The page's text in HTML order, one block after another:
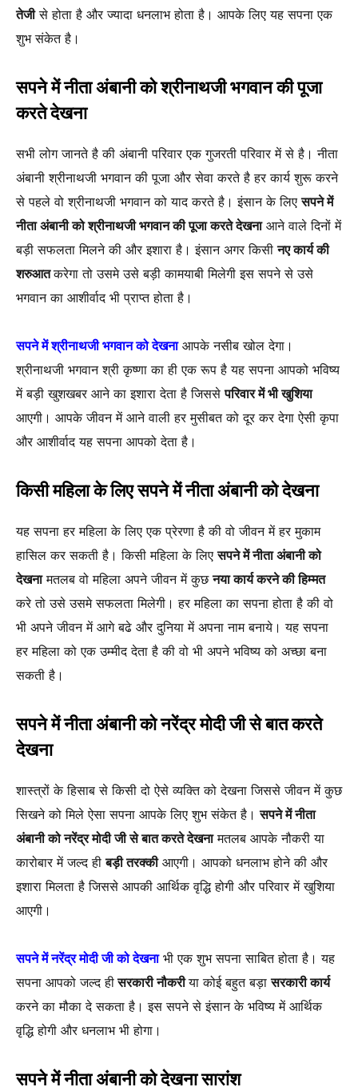
तेजीसे होता है और ज्यादा धनलाभ होता है। आपके लिए यह सपना एक
शुभ संकेत है।
सपने में नीता अंबानी को श्रीनाथजी भगवान की पूजा
करते देखना
सभी लोग जानते है की अंबानी परिवार एक गुजरती परिवार में से है। नीता
अंबानी श्रीनाथजी भगवान की पूजा और सेवा करते है हर कार्य शुरू करने
से पहले वो श्रीनाथजी भगवान को याद करते है। इंसान के लिएसपने में
नीता अंबानी को श्रीनाथजी भगवान की पूजा करते देखनाआने वाले दिनों में
बड़ी सफलता मिलने की और इशारा है। इंसान अगर किसीनए कार्य की
शरुआतकरेगा तो उसमे उसे बड़ी कामयाबी मिलेगी इस सपने से उसे
भगवान का आशीर्वाद भी प्राप्त होता है।
सपने में श्रीनाथजी भगवान को देखनाआपके नसीब खोल देगा।
श्रीनाथजी भगवान श्री कृष्णा का ही एक रूप है यह सपना आपको भविष्य
में बड़ी खुशखबर आने का इशारा देता है जिससेपरिवार में भी खुशिया
आएगी। आपके जीवन में आने वाली हर मुसीबत को दूर कर देगा ऐसी कृपा
और आशीर्वाद यह सपना आपको देता है।
किसी महिला के लिए सपने में नीता अंबानी को देखना
यह सपना हर महिला के लिए एक प्रेरणा है की वो जीवन में हर मुकाम
हासिल कर सकती है। किसी महिला के लिएसपने में नीता अंबानी को
देखनामतलब वो महिला अपने जीवन में कुछनया कार्य करने की हिम्मत
करे तो उसे उसमे सफलता मिलेगी। हर महिला का सपना होता है की वो
भी अपने जीवन में आगे बढे और दुनिया में अपना नाम बनाये। यह सपना
हर महिला को एक उम्मीद देता है की वो भी अपने भविष्य को अच्छा बना
सकती है।
सपने में नीता अंबानी को नरेंद्र मोदी जी से बात करते
देखना
शास्त्रों के हिसाब से किसी दो ऐसे व्यक्ति को देखना जिससे जीवन में कुछ
सिखने को मिले ऐसा सपना आपके लिए शुभ संकेत है।सपने में नीता
अंबानी को नरेंद्र मोदी जी से बात करते देखनामतलब आपके नौकरी या
कारोबार में जल्द हीबड़ी तरक्कीआएगी। आपको धनलाभ होने की और
इशारा मिलता है जिससे आपकी आर्थिक वृद्धि होगी और परिवार में खुशिया
आएगी।
सपने में नरेंद्र मोदी जी को देखनाभी एक शुभ सपना साबित होता है। यह
सपना आपको जल्द हीसरकारी नौकरीया कोई बहुत बड़ासरकारी कार्य
करने का मौका दे सकता है। इस सपने से इंसान के भविष्य में आर्थिक
वृद्धि होगी और धनलाभ भी होगा।
सपने में नीता अंबानी को देखनासारांश